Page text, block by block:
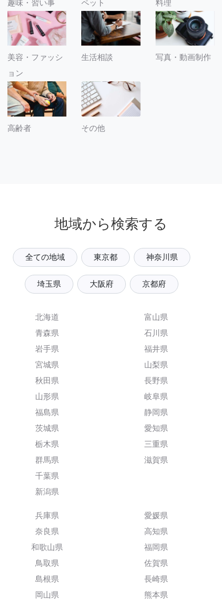
趣味・習い事 ペット 料理
美容・ファッシ
ョン
生活相談 写真・動画制作
高齢者 その他
地域から検索する
全ての地域 東京都 神奈川県
埼玉県 大阪府 京都府
北海道
青森県
岩手県
宮城県
秋田県
山形県
福島県
茨城県
栃木県
群馬県
千葉県
新潟県
富山県
石川県
福井県
山梨県
長野県
岐阜県
静岡県
愛知県
三重県
滋賀県
兵庫県
奈良県
和歌山県
鳥取県
島根県
岡山県
愛媛県
高知県
福岡県
佐賀県
長崎県
熊本県